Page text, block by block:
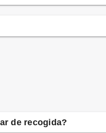
de recogida?